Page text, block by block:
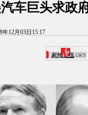
车巨头求政
年12月03日15:17